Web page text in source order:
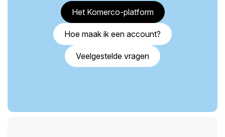
Het Komerco-platform
Hoe maak ik een account?
Veelgestelde vragen